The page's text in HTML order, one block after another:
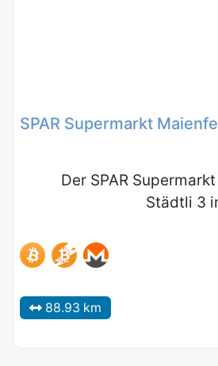
SPAR Supermarkt
Der SPAR
Städtli 3
88.93 km